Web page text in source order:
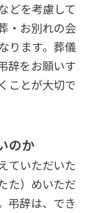
どを考慮して
・お別れの会
ります。葬儀
辞をお願いす
ことが大切で
のか
ていただいた
た）めいただ
弔辞は、でき